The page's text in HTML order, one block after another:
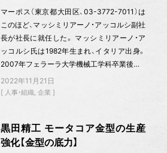
マーポス（東京都大田区、03-3772-7011）は
このほど、マッシミリアーノ・アッコルシ副社
長が社長に就任した。 マッシミリアーノ・ア
ッコルシ氏は1982年生まれ、イタリア出身。
2007年フェラーラ大学機械工学科卒業後…
2022年11月21日
人事・組織 企業
黒田精工 モータコア金型の生産
強化【金型の底力】